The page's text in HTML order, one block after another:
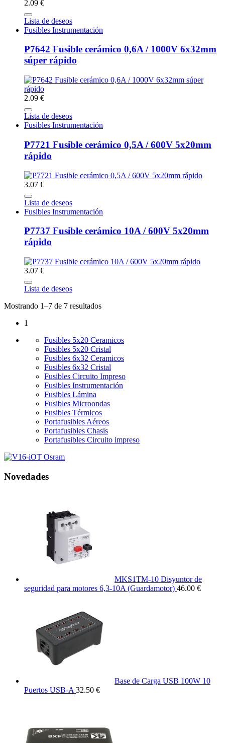
2.09 €
Lista de deseos
Fusibles Instrumentación
P7642 Fusible cerámico 0,6A / 1000V 6x32mm
súper rápido
2.09 €
Lista de deseos
Fusibles Instrumentación
P7721 Fusible cerámico 0,5A / 600V 5x20mm
rápido
3.07 €
Lista de deseos
Fusibles Instrumentación
P7737 Fusible cerámico 10A / 600V 5x20mm
rápido
3.07 €
Lista de deseos
Mostrando 1–7 de 7 resultados
1
Fusibles 5x20 Ceramicos
Fusibles 5x20 Cristal
Fusibles 6x32 Ceramicos
Fusibles 6x32 Cristal
Fusibles Circuito Impreso
Fusibles Instrumentación
Fusibles Lámina
Fusibles Microondas
Fusibles Térmicos
Portafusibles Aéreos
Portafusibles Chasis
Portafusibles Circuito impreso
Novedades
MKS1TM-10 Disyuntor de
seguridad para motores 6,3-10A (Guardamotor) 46.00 €
Base de Carga USB 100W 10
Puertos USB-A 32.50 €